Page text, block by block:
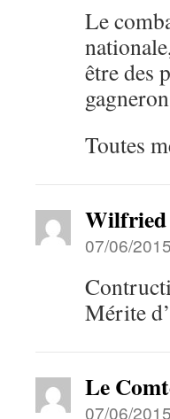
Le
être des
Toutes
07/06/
Mérite
Le
07/06/